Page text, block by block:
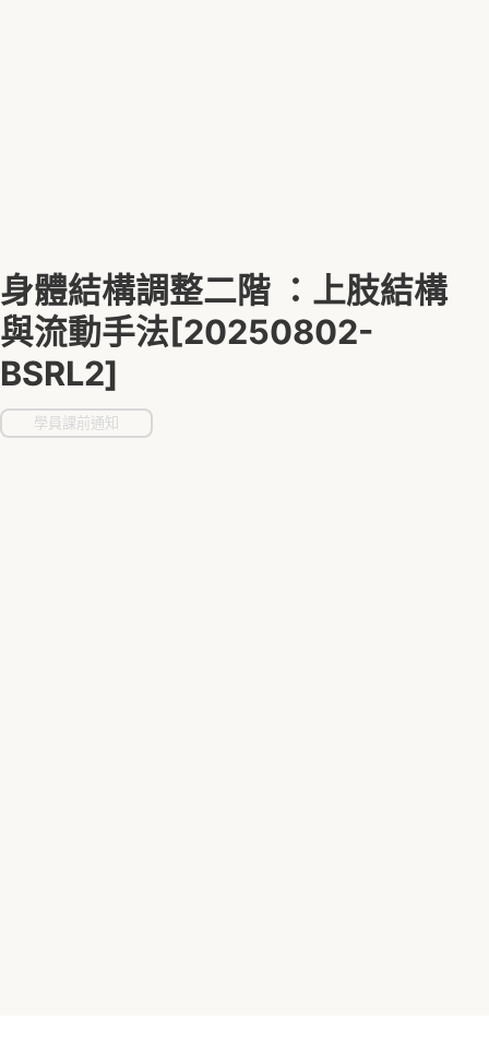
身體結構調整二階 ：上肢結構
與流動手法[20250802-
BSRL2]
學員課前通知